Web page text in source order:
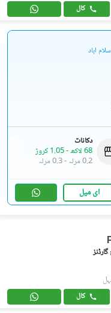
کال
آباد
دکانات
68 لاکھ
-1.05 کروڑ
0.2 مرلہ
-0.3 مرلہ
ای میل
کال